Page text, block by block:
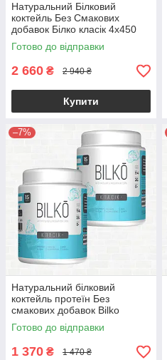
Натуральний Білковий
коктейль Без Смакових
добавок Білко класік 4х450
грам
Готово до відправки
2 660 ₴ 2 940 ₴
Купити
–7%
Натуральний білковий
коктейль протеїн Без
смакових добавок Bilko
2х0.45 30 порцій по 30 г
Готово до відправки
1 370 ₴ 1 470 ₴